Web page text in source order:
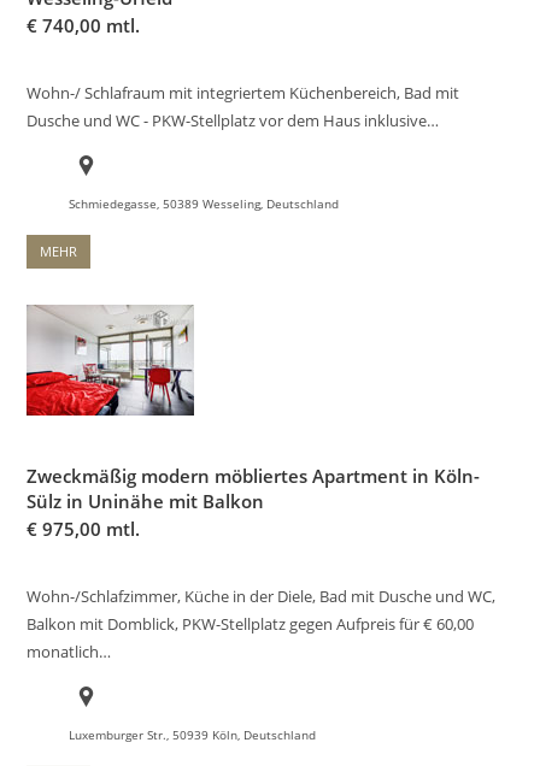
€ 740,00 mtl.
Wohn-/ Schlafraum mit integriertem Küchenbereich, Bad mit
Dusche und WC - PKW-Stellplatz vor dem Haus inklusive…
Schmiedegasse, 50389 Wesseling, Deutschland
MEHR
Zweckmäßig modern möbliertes Apartment in Köln-
Sülz in Uninähe mit Balkon
€ 975,00 mtl.
Wohn-/Schlafzimmer, Küche in der Diele, Bad mit Dusche und WC,
Balkon mit Domblick, PKW-Stellplatz gegen Aufpreis für € 60,00
monatlich…
Luxemburger Str., 50939 Köln, Deutschland